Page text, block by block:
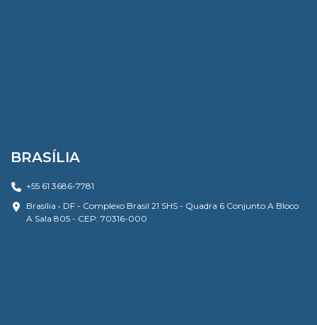
BRASÍLIA
+55 61 3686-7781
Brasília • DF - Complexo Brasil 21 SHS - Quadra 6 Conjunto A Bloco
A Sala 805 - CEP: 70316-000